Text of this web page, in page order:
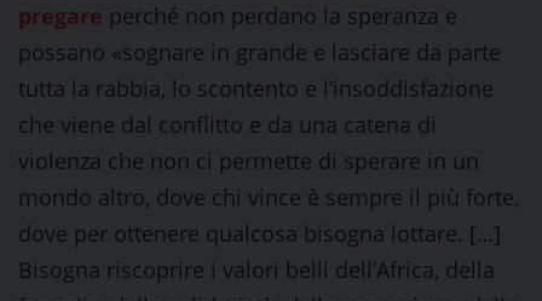
pregare perché non perdano la speranza e
possano «sognare in grande e lasciare da parte
tutta la rabbia, lo scontento e l’insoddisfazione
che viene dal conflitto e da una catena di
violenza che non ci permette di sperare in un
mondo altro, dove chi vince è sempre il più forte,
dove per ottenere qualcosa bisogna lottare. […]
Bisogna riscoprire i valori belli dell’Africa, della